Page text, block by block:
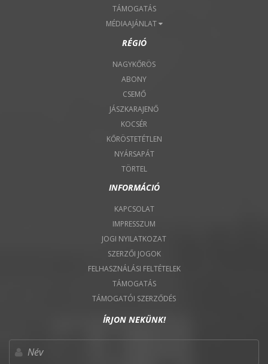
TÁMOGATÁS
MÉDIAAJÁNLAT
RÉGIÓ
NAGYKŐRÖS
ABONY
CSEMŐ
JÁSZKARAJENŐ
KOCSÉR
KŐRÖSTETÉTLEN
NYÁRSAPÁT
TÖRTEL
INFORMÁCIÓ
KAPCSOLAT
IMPRESSZUM
JOGI NYILATKOZAT
SZERZŐI JOGOK
FELHASZNÁLÁSI FELTÉTELEK
TÁMOGATÁS
TÁMOGATÓI SZERZŐDÉS
ÍRJON NEKÜNK!